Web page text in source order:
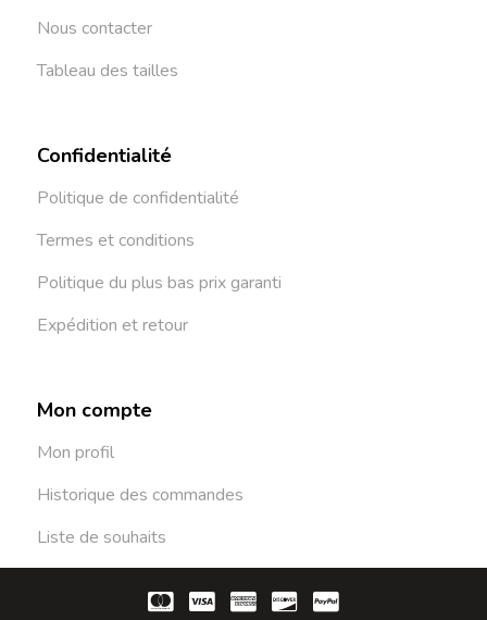
Nous contacter
Tableau des tailles
Confidentialité
Politique de confidentialité
Termes et conditions
Politique du plus bas prix garanti
Expédition et retour
Mon compte
Mon profil
Historique des commandes
Liste de souhaits